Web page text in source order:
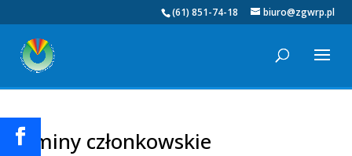
(61) 851-74-18 biuro@zgwrp.pl
Gminy członkowskie